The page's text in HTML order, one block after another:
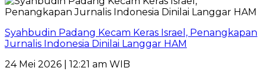
Syahbudin Padang Kecam Keras Israel, Penangkapan
Jurnalis Indonesia Dinilai Langgar HAM
24 Mei 2026 | 12:21 am WIB